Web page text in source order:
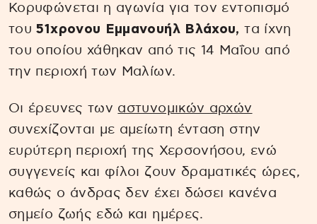
Κορυφώνεται η αγωνία για τον εντοπισμό
του 51χρονου Εμμανουήλ Βλάχου, τα ίχνη
του οποίου χάθηκαν από τις 14 Μαΐου από
την περιοχή των Μαλίων.
Οι έρευνες των αστυνομικών αρχών
συνεχίζονται με αμείωτη ένταση στην
ευρύτερη περιοχή της Χερσονήσου, ενώ
συγγενείς και φίλοι ζουν δραματικές ώρες,
καθώς ο άνδρας δεν έχει δώσει κανένα
σημείο ζωής εδώ και ημέρες.